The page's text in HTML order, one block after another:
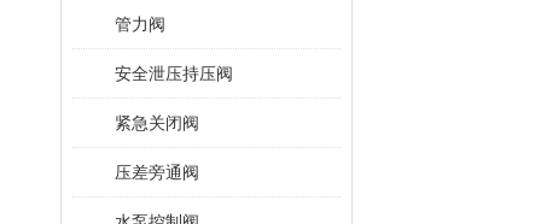
管力阀
安全泄压持压阀
紧急关闭阀
压差旁通阀